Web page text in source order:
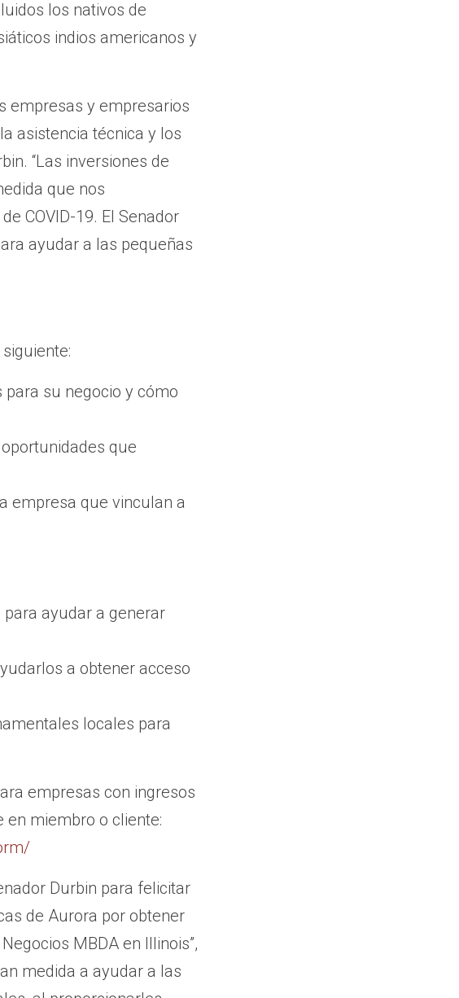
los nativos de
indios americanos y
empresas y empresarios
asistencia técnica y los
“Las inversiones de
que nos
COVID-19. El Senador
ayudar a las pequeñas
su negocio y cómo
que
empresa que vinculan a
ayudar a generar
a obtener acceso
locales para
empresas con ingresos
en miembro o cliente:
Durbin para felicitar
de Aurora por obtener
MBDA en Illinois”,
medida a ayudar a las